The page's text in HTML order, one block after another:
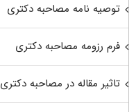
توصیه نامه مصاحبه دکتری
فرم رزومه مصاحبه دکتری
تاثیر مقاله در مصاحبه دکتری